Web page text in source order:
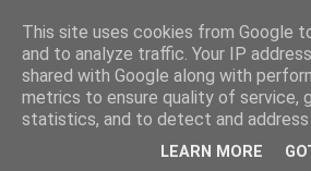
This site uses cookies from Google
and to analyze traffic. Your IP
shared with Google along with
metrics to ensure quality of service,
statistics, and to detect and address
LEARN MORE